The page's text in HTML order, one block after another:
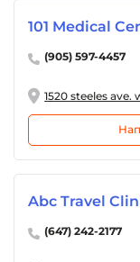
101 Medical
(905) 597-4457
1520 steeles ave.
Abc Travel
(647) 242-2177